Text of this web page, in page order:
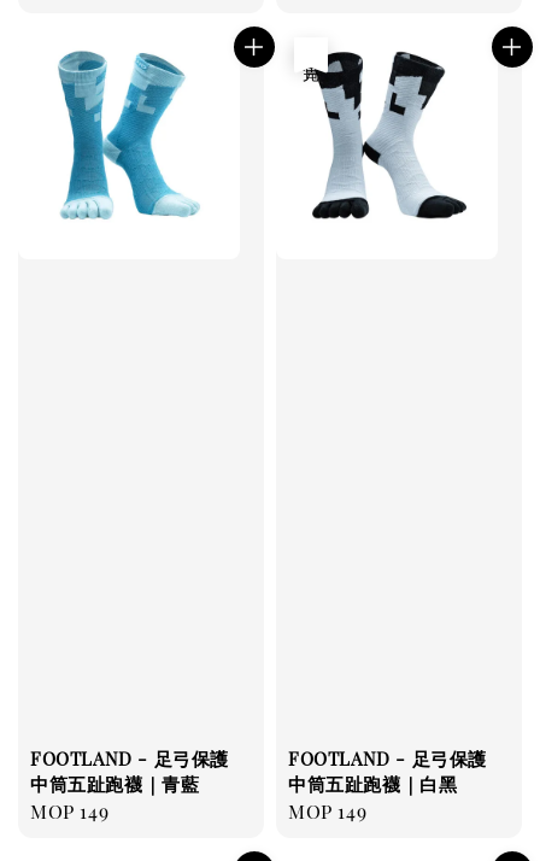
FOOTLAND - 足弓保護
中筒五趾跑襪｜青藍
Regular
MOP 149
FOOTLAND - 足弓保護
中筒五趾跑襪｜白黑
Regular
MOP 149